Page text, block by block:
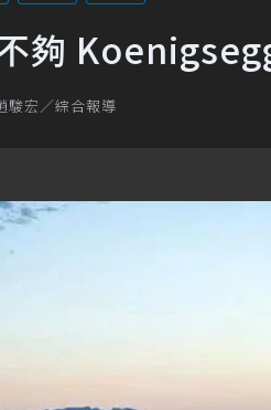
夠
駿宏／綜合報導